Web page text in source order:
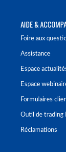
AIDE &
Foire aux
Assistance
Espace
Espace
Formulaires
Outil de trading
Réclamations